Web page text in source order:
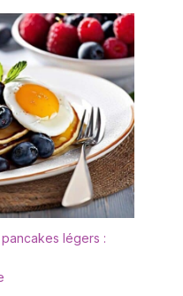
à la fois belle et
Une touche
à chaque table :
nuances bleu-
assiette en grès
sublime vos
de vaisselle et
de table. Parfait
une ambiance
et naturelle
et arts de la
: Leur
légers :